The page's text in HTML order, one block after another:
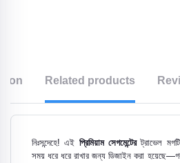
Related products
নিঃসন্দেহে! এই প্রিমিয়াম সেগমেন্টেরট্রাভেল মগটি
সময় ধরে ধরে রাখার জন্য ডিজাইন করা